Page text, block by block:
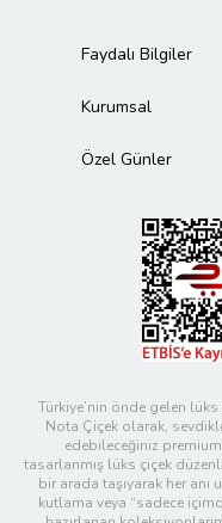
Faydalı Bilgiler
Kurumsal
Özel Günler
Türkiye’nin önde gelen
Nota Çiçek olarak,
edebileceğiniz
tasarlanmış lüks çiçek
bir arada taşıyarak her
kutlama veya “sadece